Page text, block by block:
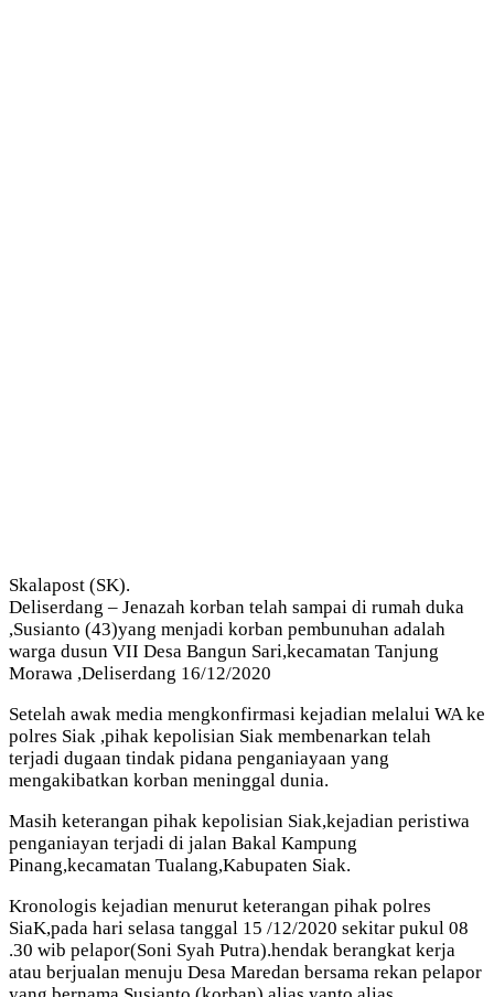
Skalapost (SK).
Deliserdang – Jenazah korban telah sampai di rumah duka
,Susianto (43)yang menjadi korban pembunuhan adalah
warga dusun VII Desa Bangun Sari,kecamatan Tanjung
Morawa ,Deliserdang 16/12/2020
Setelah awak media mengkonfirmasi kejadian melalui WA ke
polres Siak ,pihak kepolisian Siak membenarkan telah
terjadi dugaan tindak pidana penganiayaan yang
mengakibatkan korban meninggal dunia.
Masih keterangan pihak kepolisian Siak,kejadian peristiwa
penganiayan terjadi di jalan Bakal Kampung
Pinang,kecamatan Tualang,Kabupaten Siak.
Kronologis kejadian menurut keterangan pihak polres
SiaK,pada hari selasa tanggal 15 /12/2020 sekitar pukul 08
.30 wib pelapor(Soni Syah Putra).hendak berangkat kerja
atau berjualan menuju Desa Maredan bersama rekan pelapor